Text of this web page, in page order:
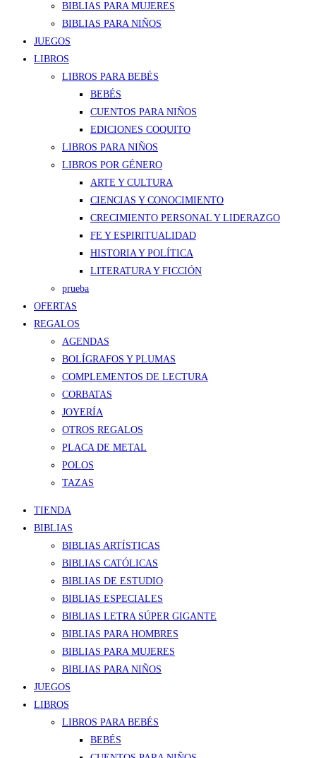
BIBLIAS PARA MUJERES
BIBLIAS PARA NIÑOS
JUEGOS
LIBROS
LIBROS PARA BEBÉS
BEBÉS
CUENTOS PARA NIÑOS
EDICIONES COQUITO
LIBROS PARA NIÑOS
LIBROS POR GÉNERO
ARTE Y CULTURA
CIENCIAS Y CONOCIMIENTO
CRECIMIENTO PERSONAL Y LIDERAZGO
FE Y ESPIRITUALIDAD
HISTORIA Y POLÍTICA
LITERATURA Y FICCIÓN
prueba
OFERTAS
REGALOS
AGENDAS
BOLÍGRAFOS Y PLUMAS
COMPLEMENTOS DE LECTURA
CORBATAS
JOYERÍA
OTROS REGALOS
PLACA DE METAL
POLOS
TAZAS
TIENDA
BIBLIAS
BIBLIAS ARTÍSTICAS
BIBLIAS CATÓLICAS
BIBLIAS DE ESTUDIO
BIBLIAS ESPECIALES
BIBLIAS LETRA SÚPER GIGANTE
BIBLIAS PARA HOMBRES
BIBLIAS PARA MUJERES
BIBLIAS PARA NIÑOS
JUEGOS
LIBROS
LIBROS PARA BEBÉS
BEBÉS